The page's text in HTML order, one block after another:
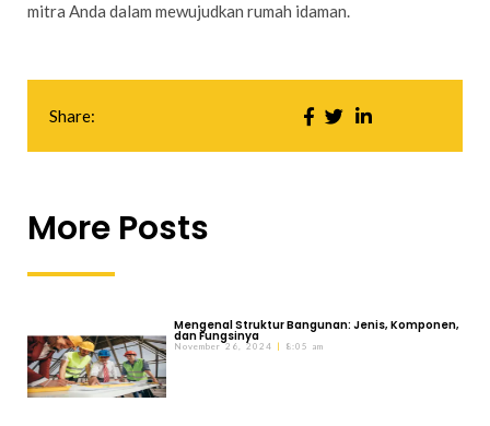
mitra Anda dalam mewujudkan rumah idaman.
Share:
More Posts
Mengenal Struktur Bangunan: Jenis, Komponen,
dan Fungsinya
November 26, 2024 8:05 am